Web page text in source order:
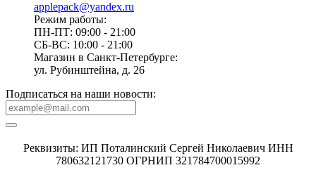
applepack@yandex.ru
Режим работы:
ПН-ПТ: 09:00 - 21:00
СБ-ВС: 10:00 - 21:00
Магазин в Санкт-Петербурге:
ул. Рубинштейна, д. 26
Подписаться на наши новости:
Реквизиты: ИП Поталинский Сергей Николаевич ИНН
780632121730 ОГРНИП 321784700015992